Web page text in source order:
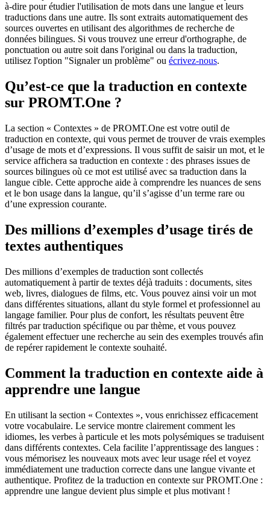
à-dire pour étudier l'utilisation de mots dans une langue et leurs
traductions dans une autre. Ils sont extraits automatiquement des
sources ouvertes en utilisant des algorithmes de recherche de
données bilingues. Si vous trouvez une erreur d'orthographe, de
ponctuation ou autre soit dans l'original ou dans la traduction,
utilisez l'option "Signaler un problème" ou écrivez-nous.
Qu’est-ce que la traduction en contexte
sur PROMT.One ?
La section « Contextes » de PROMT.One est votre outil de
traduction en contexte, qui vous permet de trouver de vrais exemples
d’usage de mots et d’expressions. Il vous suffit de saisir un mot, et le
service affichera sa traduction en contexte : des phrases issues de
sources bilingues où ce mot est utilisé avec sa traduction dans la
langue cible. Cette approche aide à comprendre les nuances de sens
et le bon usage dans la langue, qu’il s’agisse d’un terme rare ou
d’une expression courante.
Des millions d’exemples d’usage tirés de
textes authentiques
Des millions d’exemples de traduction sont collectés
automatiquement à partir de textes déjà traduits : documents, sites
web, livres, dialogues de films, etc. Vous pouvez ainsi voir un mot
dans différentes situations, allant du style formel et professionnel au
langage familier. Pour plus de confort, les résultats peuvent être
filtrés par traduction spécifique ou par thème, et vous pouvez
également effectuer une recherche au sein des exemples trouvés afin
de repérer rapidement le contexte souhaité.
Comment la traduction en contexte aide à
apprendre une langue
En utilisant la section « Contextes », vous enrichissez efficacement
votre vocabulaire. Le service montre clairement comment les
idiomes, les verbes à particule et les mots polysémiques se traduisent
dans différents contextes. Cela facilite l’apprentissage des langues :
vous mémorisez les nouveaux mots avec leur usage réel et voyez
immédiatement une traduction correcte dans une langue vivante et
authentique. Profitez de la traduction en contexte sur PROMT.One :
apprendre une langue devient plus simple et plus motivant !